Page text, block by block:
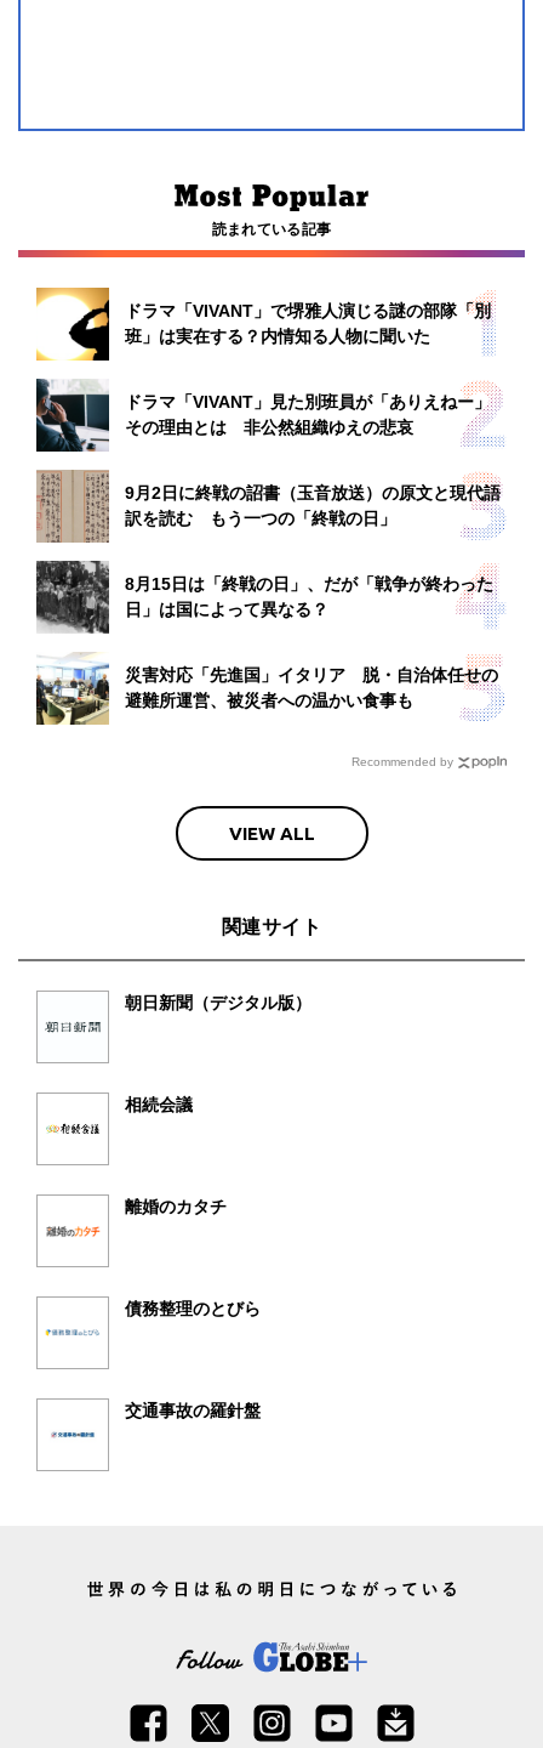
読まれている記事
ドラマ「VIVANT」で堺雅人演じる謎の部隊「別
班」は実在する？内情知る人物に聞いた
ドラマ「VIVANT」見た別班員が「ありえねー」
その理由とは 非公然組織ゆえの悲哀
9月2日に終戦の詔書（玉音放送）の原文と現代語
訳を読む もう一つの「終戦の日」
8月15日は「終戦の日」、だが「戦争が終わった
日」は国によって異なる？
災害対応「先進国」イタリア 脱・自治体任せの
避難所運営、被災者への温かい食事も
Recommended by
VIEW ALL
関連サイト
朝日新聞（デジタル版）
相続会議
離婚のカタチ
債務整理のとびら
交通事故の羅針盤